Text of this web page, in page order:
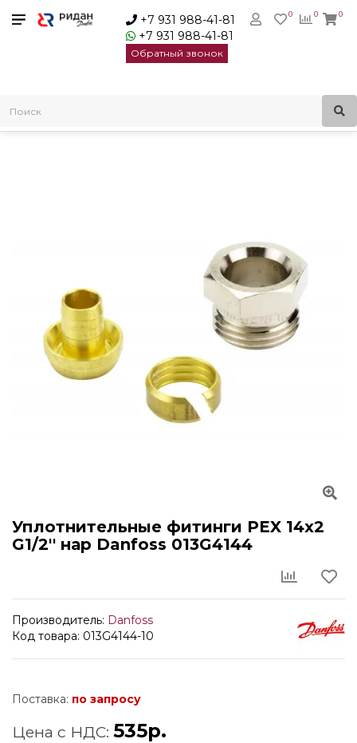
+7 931 988-41-81
+7 931 988-41-81
Обратный звонок
0
0 0
Радиаторные клапаны
Уплотнительные фитинги PEX 14х2 G1/2'' нар Danfoss 013G4144
Уплотнительные фитинги PEX 14х2
G1/2'' нар Danfoss 013G4144
Производитель: Danfoss
Код товара: 013G4144-10
Поставка: по запросу
Цена с НДС: 535р.